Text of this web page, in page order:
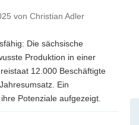
von Christian Adler
Die sächsische
Produktion in einer
12.000 Beschäftigte
Ein
Potenziale aufgezeigt.